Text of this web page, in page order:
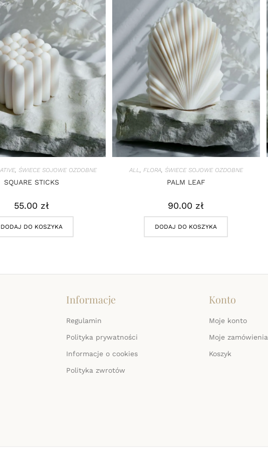
,ŚWIECE SOJOWE OZDOBNE
SQUARE STICKS
55.00 zł
DODAJ DO KOSZYKA
ALL, FLORA, ŚWIECE SOJOWE OZDOBNE
PALM LEAF
90.00 zł
DODAJ DO KOSZYKA
Informacje
Regulamin
Polityka prywatności
Informacje o cookies
Polityka zwrotów
Konto
Moje konto
Moje zamówienia
Koszyk